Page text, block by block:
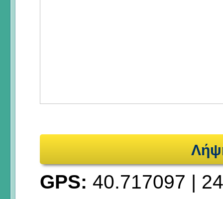
GPS: 40.717097 |